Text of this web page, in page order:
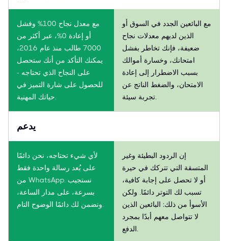
مع معدل نجاح 100% وفشل
أو إعادة 0%، عبر أكثر من
7000 طالب منذ عام 2016،
يمكنك التأكد من أنك ستحصل
على النجاح الذي تحتاجه -
للحصول على شارة التميز في
مع البائعين الجدد في السوق أو
الذين لديهم معدلات نجاح
ضعيفة، فإنك تخاطر بفشل
امتحانك، وخسارة أموالك
بسبب الاضطرار إلى إعادة
الامتحان، والضغط الناتج عن
يدعم
لأي شيء تحتاجه، نحن دائمًا
على بُعد رسالة واحدة فقط
من WhatsApp. نستجيب
بسرعة، على مدار الساعة،
إن الردود البطيئة وغير
المتسقة التي تتركك في حيرة
أو لا تحصل على إجابة كافية،
تسبب لك التوتر دائمًا. ولكن
الأسوأ من ذلك: البائعين الذين
لا تتواصل معهم أبدًا بمجرد